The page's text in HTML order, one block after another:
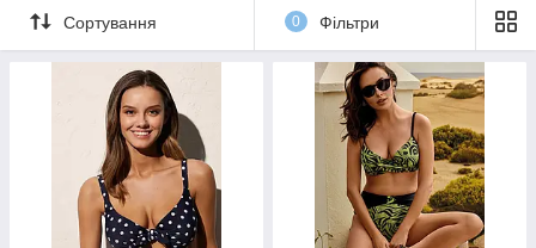
Сортування 0 Фільтри